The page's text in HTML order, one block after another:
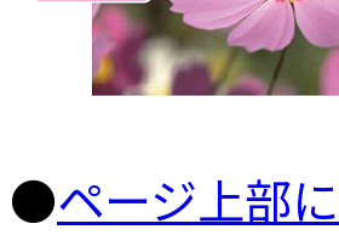
●ページ上部